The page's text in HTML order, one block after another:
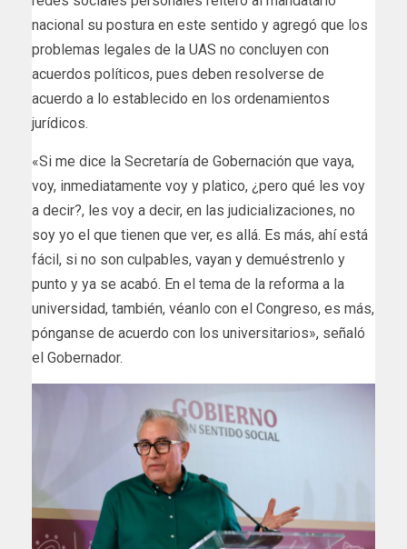
nacional su postura en este sentido y agregó que los
problemas legales de la UAS no concluyen con
acuerdos políticos, pues deben resolverse de
acuerdo a lo establecido en los ordenamientos
jurídicos.
«Si me dice la Secretaría de Gobernación que vaya,
voy, inmediatamente voy y platico, ¿pero qué les voy
a decir?, les voy a decir, en las judicializaciones, no
soy yo el que tienen que ver, es allá. Es más, ahí está
fácil, si no son culpables, vayan y demuéstrenlo y
punto y ya se acabó. En el tema de la reforma a la
universidad, también, véanlo con el Congreso, es más,
pónganse de acuerdo con los universitarios», señaló
el Gobernador.